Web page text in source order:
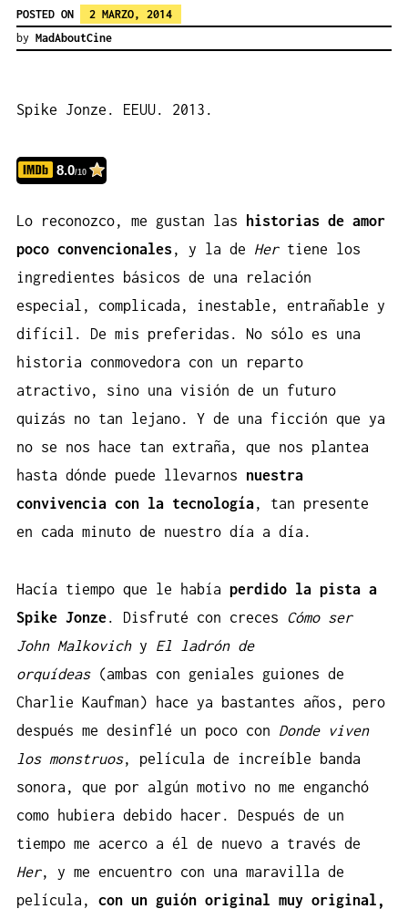
POSTED ON
2 MARZO, 2014
by MadAboutCine
Spike Jonze. EEUU. 2013.
8.0/10
Lo reconozco, me gustan las
historias de amor
poco convencionales , y la de Hertiene los
ingredientes básicos de una relación
especial, complicada, inestable, entrañable y
difícil. De mis preferidas. No sólo es una
historia conmovedora con un reparto
atractivo, sino una visión de un futuro
quizás no tan lejano. Y de una ficción que ya
no se nos hace tan extraña, que nos plantea
hasta dónde puede llevarnos nuestra
convivencia con la tecnología, tan presente
en cada minuto de nuestro día a día.
Hacía tiempo que le había perdido la pista a
Spike Jonze. Disfruté con creces Cómo ser
John Malkovichy El ladrón de
orquídeas (ambas con geniales guiones de
Charlie Kaufman) hace ya bastantes años, pero
después me desinflé un poco con Donde viven
los monstruos, película de increíble banda
sonora, que por algún motivo no me enganchó
como hubiera debido hacer. Después de un
tiempo me acerco a él de nuevo a través de
Her, y me encuentro con una maravilla de
película, con un guión original muy original,